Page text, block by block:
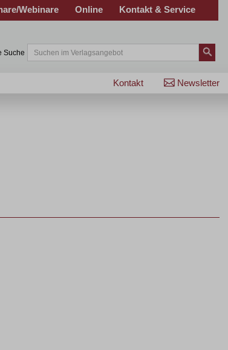
Webinare Online Kontakt & Service
Suche
Newsletter
Kontakt